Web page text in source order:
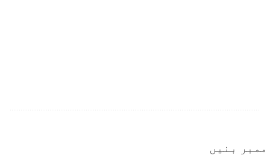
ممبر بنیں